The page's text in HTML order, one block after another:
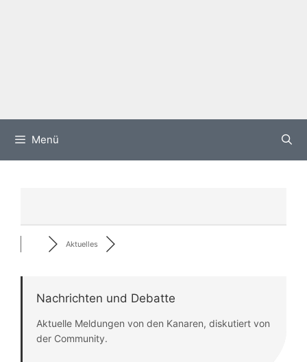
Menü
Aktuelles
Nachrichten und Debatte
Aktuelle Meldungen von den Kanaren, diskutiert von
der Community.